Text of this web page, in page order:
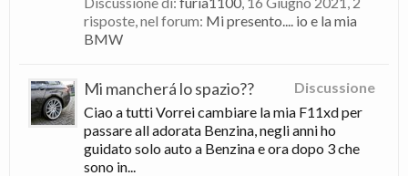
risposte, nel forum: Mi presento.... io e la mia
BMW
Discussione
Mi mancherá lo spazio??
Ciao a tutti Vorrei cambiare la mia F11xd per
passare all adorata Benzina, negli anni ho
guidato solo auto a Benzina e ora dopo 3 che
sono in...